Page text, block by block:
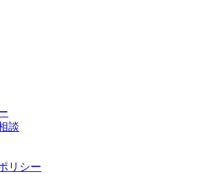
談
リシー